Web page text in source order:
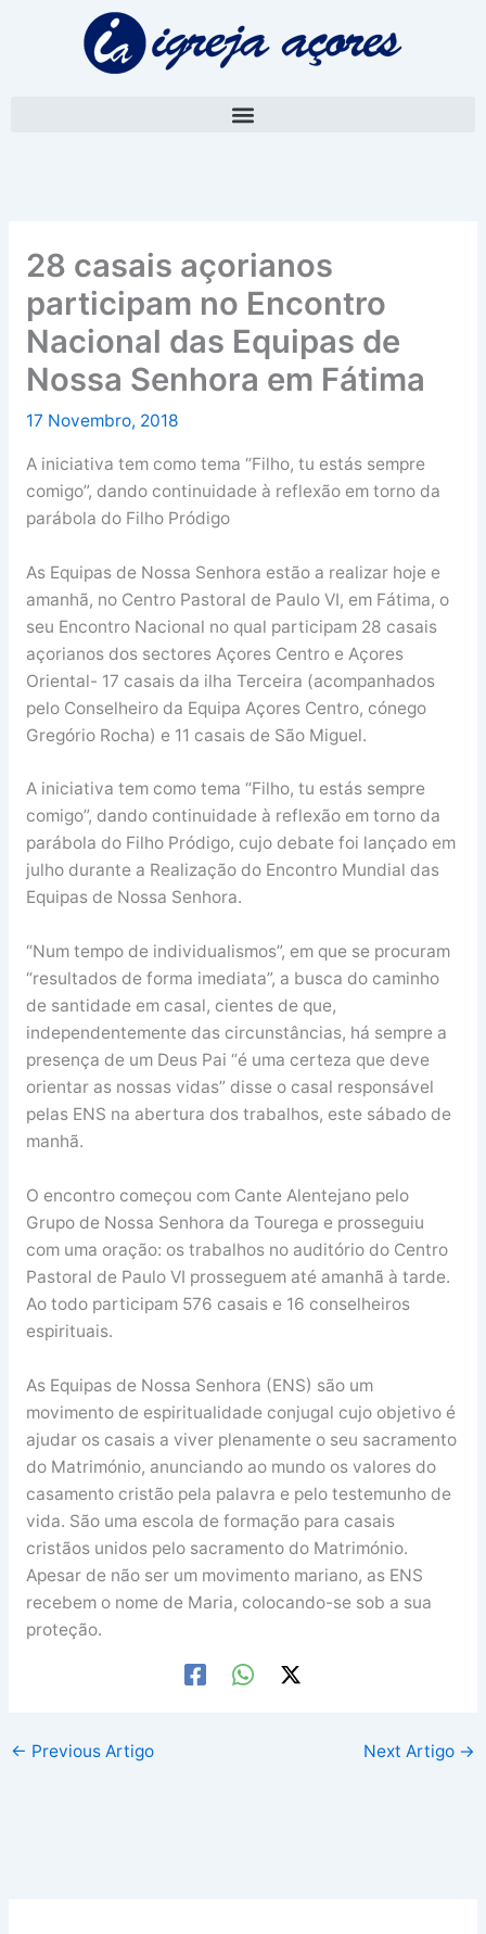
28 casais açorianos
participam no Encontro
Nacional das Equipas de
Nossa Senhora em Fátima
17 Novembro, 2018
A iniciativa tem como tema “Filho, tu estás sempre
comigo”, dando continuidade à reflexão em torno da
parábola do Filho Pródigo
As Equipas de Nossa Senhora estão a realizar hoje e
amanhã, no Centro Pastoral de Paulo VI, em Fátima, o
seu Encontro Nacional no qual participam 28 casais
açorianos dos sectores Açores Centro e Açores
Oriental- 17 casais da ilha Terceira (acompanhados
pelo Conselheiro da Equipa Açores Centro, cónego
Gregório Rocha) e 11 casais de São Miguel.
A iniciativa tem como tema “Filho, tu estás sempre
comigo”, dando continuidade à reflexão em torno da
parábola do Filho Pródigo, cujo debate foi lançado em
julho durante a Realização do Encontro Mundial das
Equipas de Nossa Senhora.
“Num tempo de individualismos”, em que se procuram
“resultados de forma imediata”, a busca do caminho
de santidade em casal, cientes de que,
independentemente das circunstâncias, há sempre a
presença de um Deus Pai “é uma certeza que deve
orientar as nossas vidas” disse o casal responsável
pelas ENS na abertura dos trabalhos, este sábado de
manhã.
O encontro começou com Cante Alentejano pelo
Grupo de Nossa Senhora da Tourega e prosseguiu
com uma oração: os trabalhos no auditório do Centro
Pastoral de Paulo VI prosseguem até amanhã à tarde.
Ao todo participam 576 casais e 16 conselheiros
espirituais.
As Equipas de Nossa Senhora (ENS) são um
movimento de espiritualidade conjugal cujo objetivo é
ajudar os casais a viver plenamente o seu sacramento
do Matrimónio, anunciando ao mundo os valores do
casamento cristão pela palavra e pelo testemunho de
vida. São uma escola de formação para casais
cristãos unidos pelo sacramento do Matrimónio.
Apesar de não ser um movimento mariano, as ENS
recebem o nome de Maria, colocando-se sob a sua
proteção.
← Previous Artigo Next Artigo →